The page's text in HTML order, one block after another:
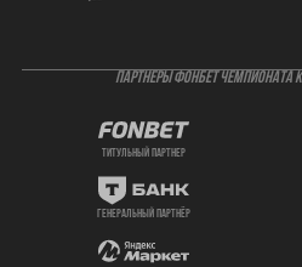
ПАРТНЕРЫ ФОНБЕТ ЧЕМПИОНАТА
титульный партнер
генеральный партнёр